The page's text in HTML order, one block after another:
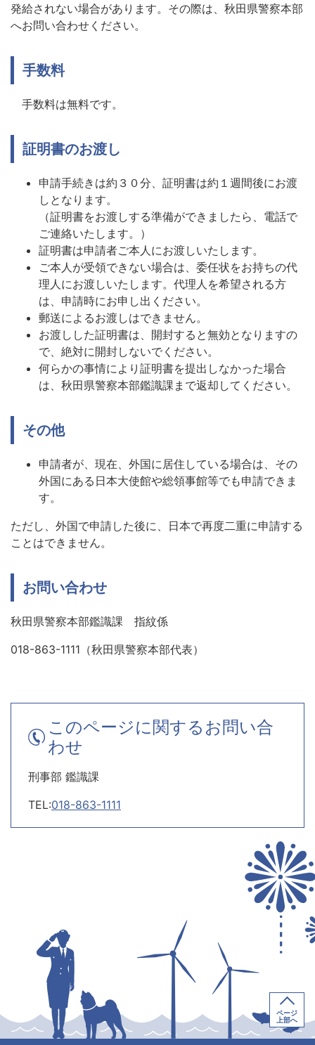
発給されない場合があります。その際は、秋田県警察本部
へお問い合わせください。
手数料
手数料は無料です。
証明書のお渡し
申請手続きは約３０分、証明書は約１週間後にお渡
しとなります。
（証明書をお渡しする準備ができましたら、電話で
ご連絡いたします。）
証明書は申請者ご本人にお渡しいたします。
ご本人が受領できない場合は、委任状をお持ちの代
理人にお渡しいたします。代理人を希望される方
は、申請時にお申し出ください。
郵送によるお渡しはできません。
お渡しした証明書は、開封すると無効となりますの
で、絶対に開封しないでください。
何らかの事情により証明書を提出しなかった場合
は、秋田県警察本部鑑識課まで返却してください。
その他
申請者が、現在、外国に居住している場合は、その
外国にある日本大使館や総領事館等でも申請できま
す。
ただし、外国で申請した後に、日本で再度二重に申請する
ことはできません。
お問い合わせ
秋田県警察本部鑑識課 指紋係
018-863-1111（秋田県警察本部代表）
このページに関するお問い合
わせ
刑事部 鑑識課
TEL:018-863-1111
ページ
上部へ